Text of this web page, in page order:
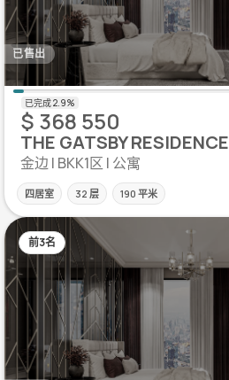
已售出
$ 368 550
THE GATSBY RESIDENCE
金边 | BKK1区 | 公寓
四居室 32 层 190 平米
前3名